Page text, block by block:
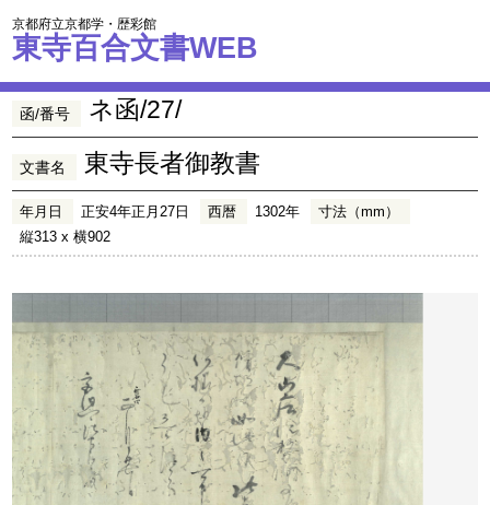
京都府立京都学・歴彩館
東寺百合文書WEB
函/番号 ネ函/27/
文書名 東寺長者御教書
年月日 正安4年正月27日 西暦 1302年
寸法（mm）
縦313 x 横902